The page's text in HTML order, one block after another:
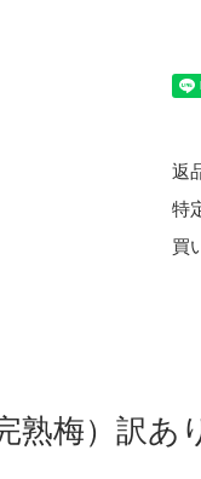
返
特
買
熟梅）訳あ